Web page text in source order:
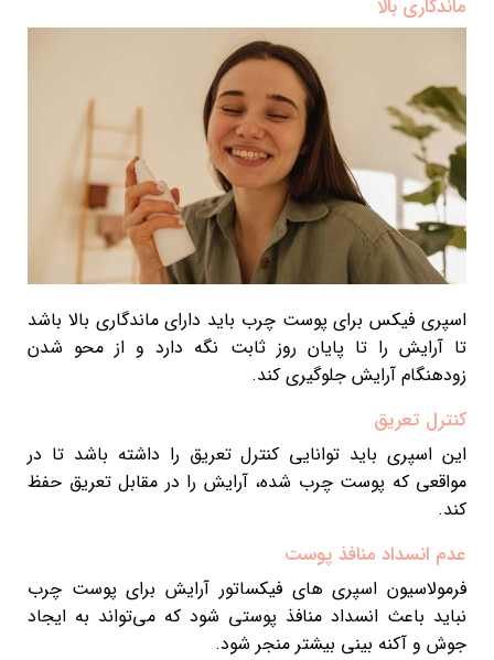
ماندگاری بالا
اسپری فیکس برای پوست چرب باید دارای ماندگاری بالا باشد
تا آرایش را تا پایان روز ثابت نگه دارد و از محو شدن
زودهنگام آرایش جلوگیری کند.
کنترل تعریق
این اسپری باید توانایی کنترل تعریق را داشته باشد تا در
مواقعی که پوست چرب شده، آرایش را در مقابل تعریق حفظ
کند.
عدم انسداد منافذ پوست
فرمولاسیون اسپری های فیکساتور آرایش برای پوست چرب
نباید باعث انسداد منافذ پوستی شود که می‌تواند به ایجاد
جوش و آکنه بینی بیشتر منجر شود.